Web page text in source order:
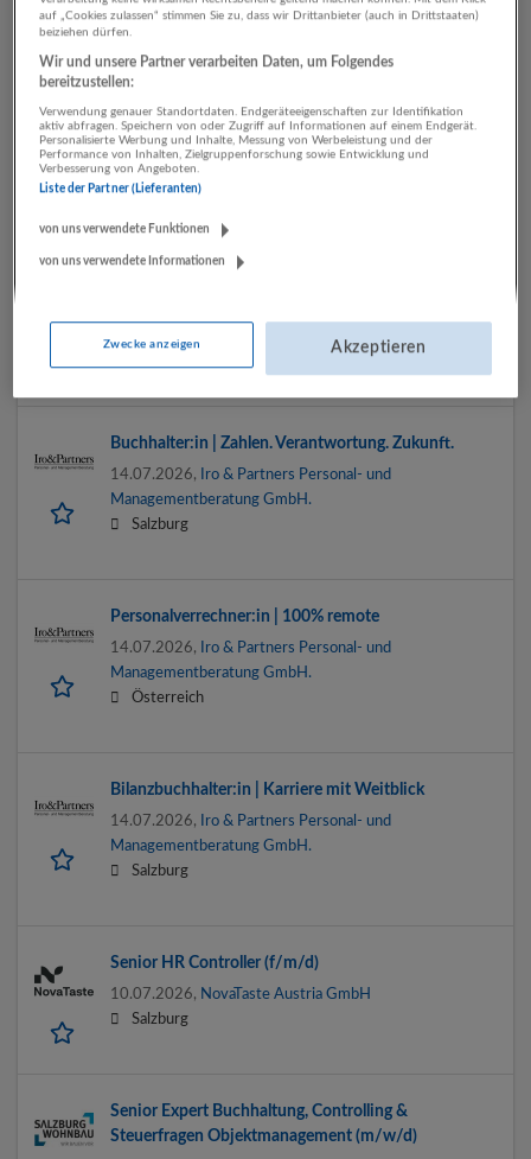
16.07.2026, Rehrl + Partner Personalberatung GmbH
Controller (m/w/d)
16.07.2026,Rehrl + Partner Personalberatung GmbH
Hallein
Fachassistenz Immobilien-Finanzierung & Controlling
15.07.2026,Salzburg Wohnbau GmbH
Salzburg
Buchhalter:in | Zahlen. Verantwortung. Zukunft.
14.07.2026,
Iro & Partners Personal- und
Managementberatung GmbH.
Salzburg
Personalverrechner:in | 100% remote
14.07.2026,
Iro & Partners Personal- und
Managementberatung GmbH.
Österreich
Bilanzbuchhalter:in | Karriere mit Weitblick
14.07.2026,
Iro & Partners Personal- und
Managementberatung GmbH.
Salzburg
Senior HR Controller (f/m/d)
10.07.2026, NovaTaste Austria GmbH
Salzburg
Senior Expert Buchhaltung, Controlling &
Steuerfragen Objektmanagement (m/w/d)
auf „Cookies zulassen“ stimmen Sie zu, dass wir Drittanbieter (auch in Drittstaaten)
beiziehen dürfen.
Wir und unsere Partner verarbeiten Daten, um Folgendes
bereitzustellen:
Verwendung genauer Standortdaten. Endgeräteeigenschaften zur Identifikation
aktiv abfragen. Speichern von oder Zugriff auf Informationen auf einem Endgerät.
Personalisierte Werbung und Inhalte, Messung von Werbeleistung und der
Performance von Inhalten, Zielgruppenforschung sowie Entwicklung und
Verbesserung von Angeboten.
Liste der Partner (Lieferanten)
von uns verwendete Funktionen
von uns verwendete Informationen
Zwecke anzeigen Akzeptieren